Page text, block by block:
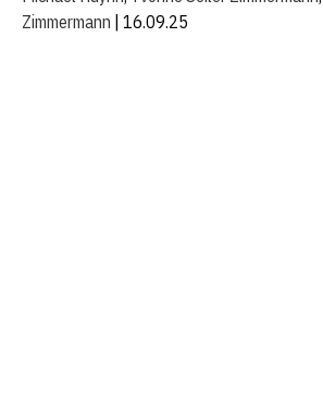
Zimmermann | 16.09.25